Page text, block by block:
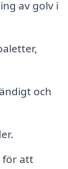
av golv i
och
för att